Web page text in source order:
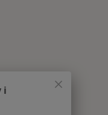
w pobliżu
i